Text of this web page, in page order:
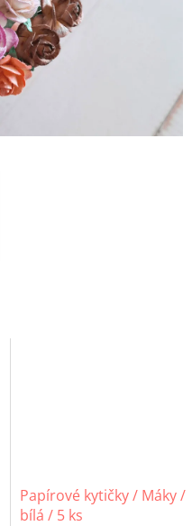
Papírové kytičky / Máky /
bílá / 5 ks